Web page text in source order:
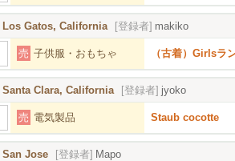
Los Gatos, California [登録者] makiko
売 子供服・おもちゃ （古着）Girlsラ
Santa Clara, California [登録者] jyoko
売 電気製品 Staub cocotte
San Jose [登録者] Mapo